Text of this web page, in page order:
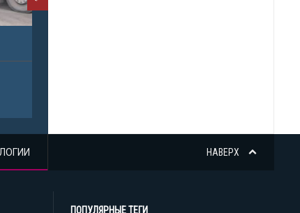
НАВЕРХ
ПОПУЛЯРНЫЕ ТЕГИ